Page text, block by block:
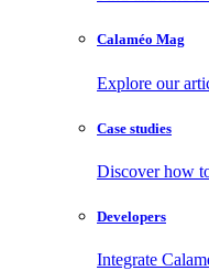
Calaméo Mag
Explore our
Case studies
Discover how
Developers
Integrate